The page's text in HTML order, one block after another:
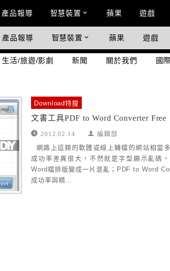
Main Menu
產品報導 智慧裝置 蘋果 遊戲
國際科技情報
產品報導 智慧裝置 蘋果 遊戲
生活/旅遊/影劇 新聞 關於我們 國
Download特搜
文書工具PDF to Word Converter Free
2012.02.14 編輯部
網路上這類的軟體或線上轉檔的網站相當
成功率差異很大，不然就是字型顯示亂碼
Word檔排版變成一片混亂；PDF to Word
成功率與精...